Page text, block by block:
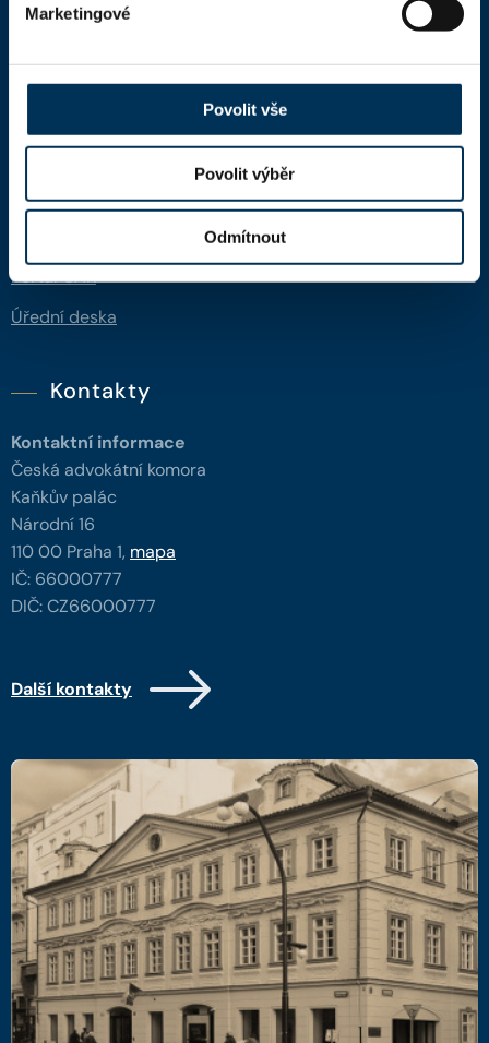
Marketingové
Povolit vše
Povolit výběr
Odmítnout
ČAK
Dokumenty a formuláře
Pro veřejnost
Portál ČAK
Úřední deska
Kontakty
Kontaktní informace
Česká advokátní komora
Kaňkův palác
Národní 16
110 00 Praha 1, mapa
IČ: 66000777
DIČ: CZ66000777
Další kontakty